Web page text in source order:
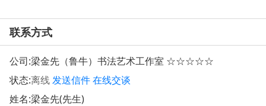
联系方式
公司:梁金先（鲁牛）书法艺术工作室 ☆☆☆☆☆
状态:离线发送信件在线交谈
姓名:梁金先(先生)